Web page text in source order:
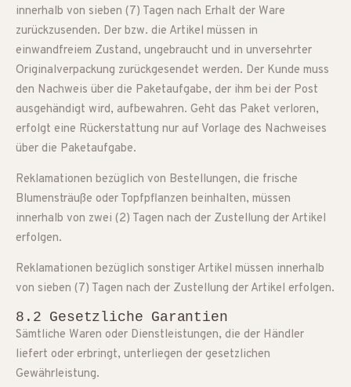
innerhalb von sieben (7) Tagen nach Erhalt der Ware
zurückzusenden. Der bzw. die Artikel müssen in
einwandfreiem Zustand, ungebraucht und in unversehrter
Originalverpackung zurückgesendet werden. Der Kunde muss
den Nachweis über die Paketaufgabe, der ihm bei der Post
ausgehändigt wird, aufbewahren. Geht das Paket verloren,
erfolgt eine Rückerstattung nur auf Vorlage des Nachweises
über die Paketaufgabe.
Reklamationen bezüglich von Bestellungen, die frische
Blumensträuße oder Topfpflanzen beinhalten, müssen
innerhalb von zwei (2) Tagen nach der Zustellung der Artikel
erfolgen.
Reklamationen bezüglich sonstiger Artikel müssen innerhalb
von sieben (7) Tagen nach der Zustellung der Artikel erfolgen.
8.2 Gesetzliche Garantien
Sämtliche Waren oder Dienstleistungen, die der Händler
liefert oder erbringt, unterliegen der gesetzlichen
Gewährleistung.